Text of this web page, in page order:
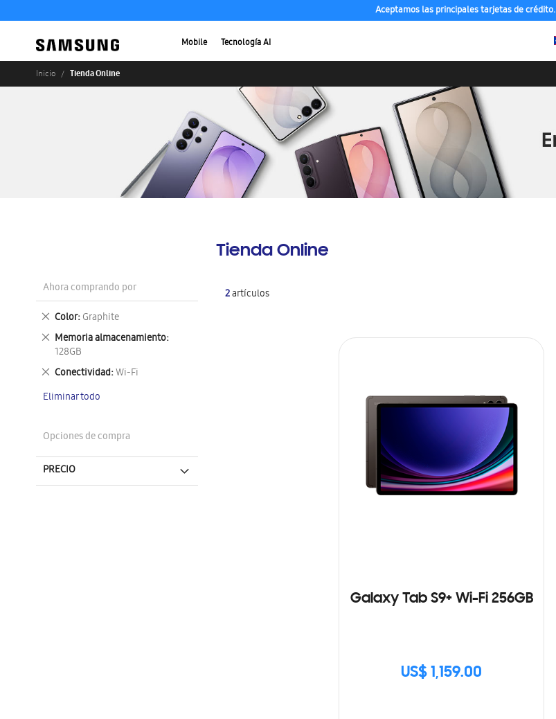
Aceptamos las principales tarjetas de crédito.
Mobile Tecnología AI
Inicio Tienda Online
Tienda Online
2artículos
Galaxy Tab S9+ Wi-Fi 256GB
US$ 1,159.00
Ahora comprando por
Color Graphite
Eliminar
este
artículo
Memoria almacenamiento
128GB
Eliminar
este
artículo
Conectividad Wi-Fi
Eliminar
artículo
Eliminar todo
Opciones de compra
PRECIO